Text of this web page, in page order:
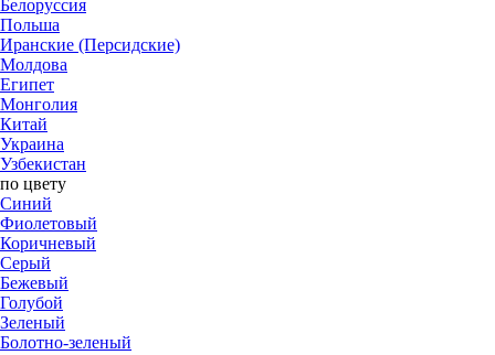
Белоруссия
Польша
Иранские (Персидские)
Молдова
Египет
Монголия
Китай
Украина
Узбекистан
по цвету
Синий
Фиолетовый
Коричневый
Серый
Бежевый
Голубой
Зеленый
Болотно-зеленый